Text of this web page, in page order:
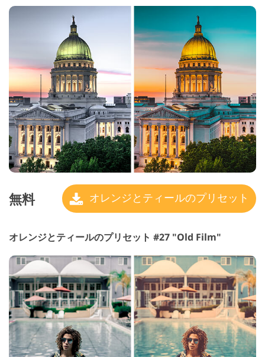
無料 オレンジとティールのプリセット
オレンジとティールのプリセット #27 "Old Film"